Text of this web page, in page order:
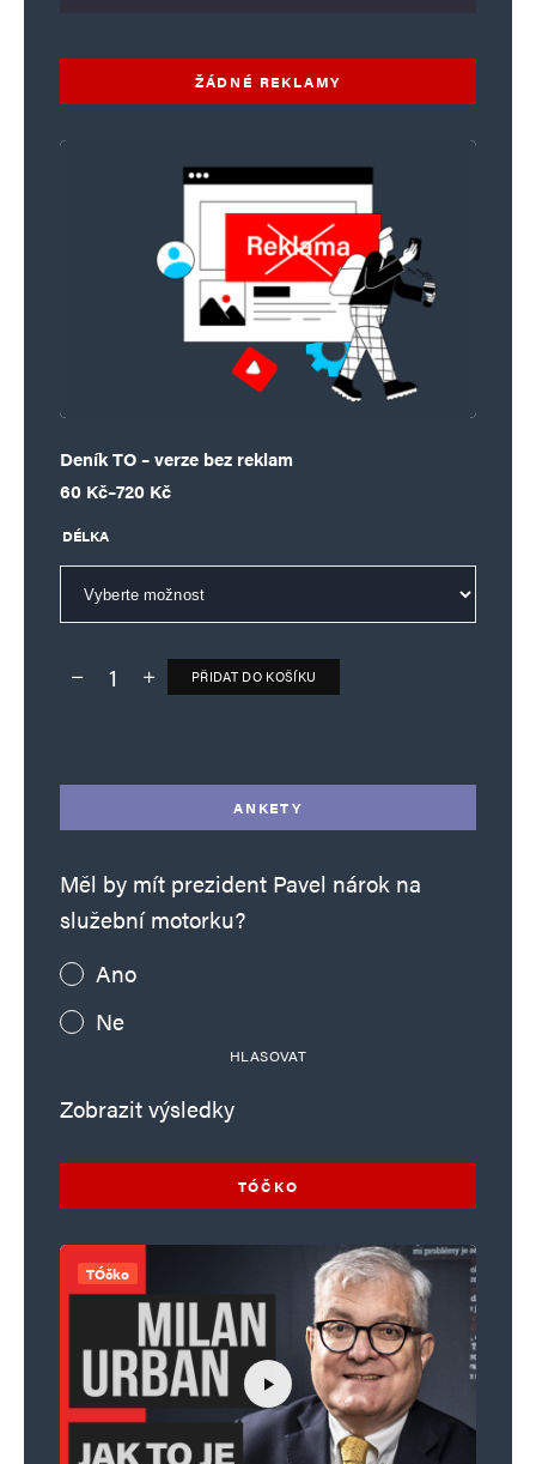
ŽÁDNÉ REKLAMY
Deník TO – verze bez reklam
60 Kč–720 Kč
Rozpětí cen: 60 Kč až 720 Kč
DÉLKA
Deník TO – verze bez reklam množství
PŘIDAT DO KOŠÍKU
ANKETY
Měl by mít prezident Pavel nárok na
služební motorku?
Ano
Ne
HLASOVAT
Zobrazit výsledky
TÓČKO
TÓčko